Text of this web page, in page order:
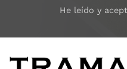
He leído y